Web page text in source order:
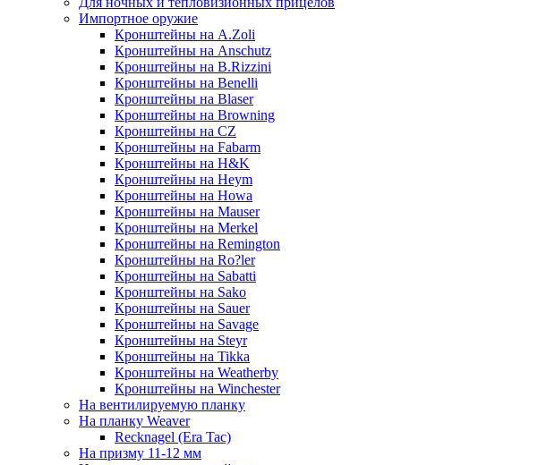
Импортное оружие
Кронштейны на A.Zoli
Кронштейны на Anschutz
Кронштейны на B.Rizzini
Кронштейны на Benelli
Кронштейны на Blaser
Кронштейны на Browning
Кронштейны на CZ
Кронштейны на Fabarm
Кронштейны на H&K
Кронштейны на Heym
Кронштейны на Howa
Кронштейны на Mauser
Кронштейны на Merkel
Кронштейны на Remington
Кронштейны на Ro?ler
Кронштейны на Sabatti
Кронштейны на Sako
Кронштейны на Sauer
Кронштейны на Savage
Кронштейны на Steyr
Кронштейны на Tikka
Кронштейны на Weatherby
Кронштейны на Winchester
На вентилируемую планку
На планку Weaver
Recknagel (Era Tac)
На призму 11-12 мм